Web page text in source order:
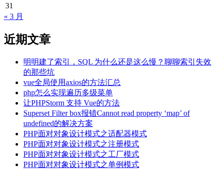
31
« 3 月
近期文章
明明建了索引，SQL 为什么还是这么慢？聊聊索引失效
的那些坑
vue全局使用axios的方法汇总
php怎么实现遍历多级菜单
让PHPStorm 支持 Vue的方法
Superset Filter box报错Cannot read property ‘map’ of
undefined的解决方案
PHP面对对象设计模式之适配器模式
PHP面对对象设计模式之注册模式
PHP面对对象设计模式之工厂模式
PHP面对对象设计模式之单例模式